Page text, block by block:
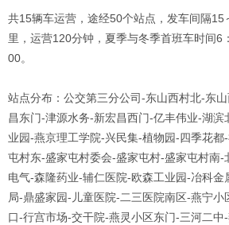
共15辆车运营，途经50个站点，发车间隔15
里，运营120分钟，夏季与冬季首班车时间6
00。
站点分布：公交第三分公司-东山西村北-东
昌东门-津源水务-新宏昌西门-亿丰伟业-湖滨
业园-燕京理工学院-兴民集-植物园-四季花都
屯村东-盛家屯村委会-盛家屯村-盛家屯村南-
电气-森隆药业-辅仁医院-欧森工业园-冶科金
局-鼎盛家园-儿童医院-二三医院南区-燕宁
口-行宫市场-交干院-燕灵小区东门-三河二